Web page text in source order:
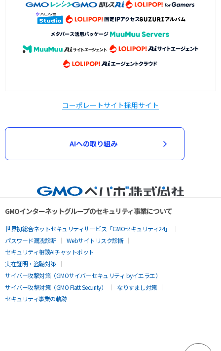
コーポレートサイト採用サイト
AIへの取り組み
GMOインターネットグループのセキュリティ事業について
世界初総合ネットセキュリティサービス「GMOセキュリティ24」
パスワード漏洩診断
Webサイトリスク診断
セキュリティ相談AIチャットボット
実在証明・盗聴対策
サイバー攻撃対策（GMOサイバーセキュリティ byイエラエ）
サイバー攻撃対策（GMO Flatt Security）
なりすまし対策
セキュリティ事業の軌跡